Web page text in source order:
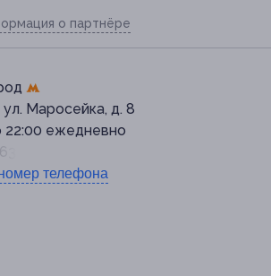
о партнёре
ул. Маросейка, д. 8
22:00 ежедневно
14-97
телефона